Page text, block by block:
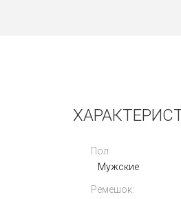
Breitling Colt Automatic 44 mm
Пол:
Мужские
Ремешок: